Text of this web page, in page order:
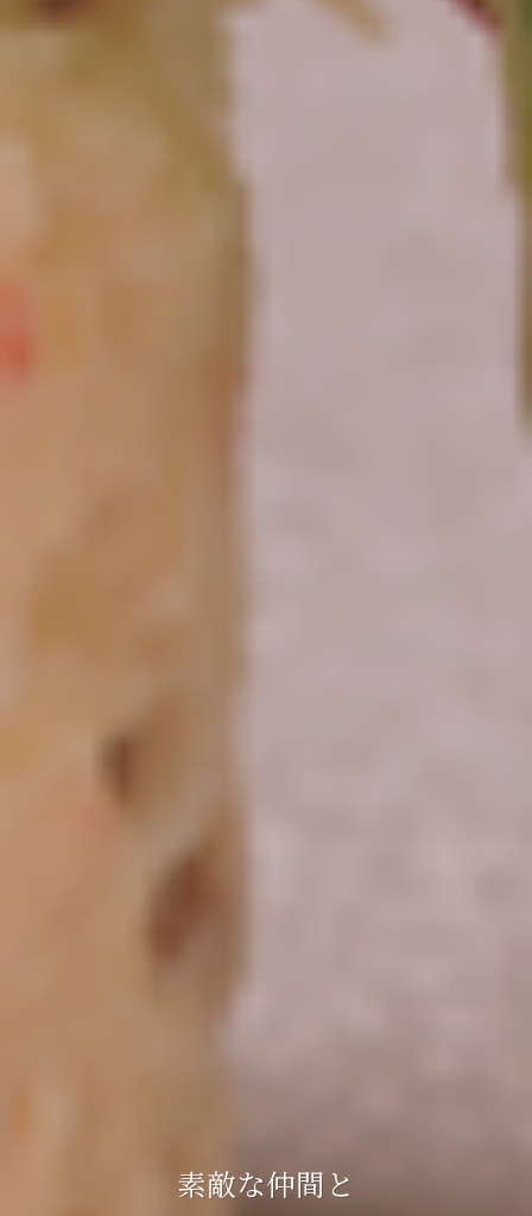
さぁ、始めよう。
素敵な食事を
素敵な仲間と
最高の空間で！ 寿司・和食 一